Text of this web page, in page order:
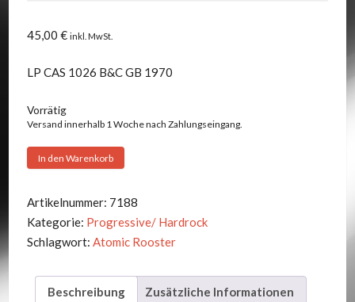
45,00 € inkl. MwSt.
LP CAS 1026 B&C GB 1970
Vorrätig
Versand innerhalb 1 Woche nach Zahlungseingang.
Atomic
-
Death
Walks
You
Menge
In den Warenkorb
Artikelnummer: 7188
Kategorie: Progressive/ Hardrock
Schlagwort: Atomic Rooster
Beschreibung Zusätzliche Informationen